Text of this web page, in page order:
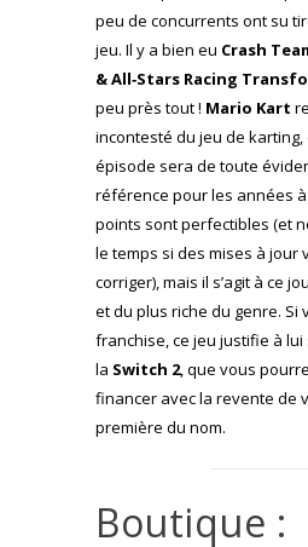
peu de concurrents ont su
jeu. Il y a bien eu Crash
& All‑Stars Racing
peu près tout ! Mario Kart
incontesté du jeu de karting,
épisode sera de toute
référence pour les années
points sont perfectibles (et
le temps si des mises à jour
corriger), mais il s’agit à ce
et du plus riche du genre. Si
franchise, ce jeu justifie à
la Switch 2, que vous
financer avec la revente de
première du nom.
Boutique :